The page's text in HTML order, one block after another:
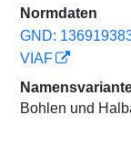
Normdaten
GND:
VIAF
Bohlen und